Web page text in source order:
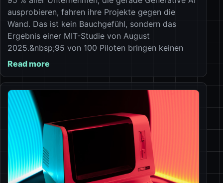
ausprobieren, fahren ihre Projekte gegen die
Wand. Das ist kein Bauchgefühl, sondern das
Ergebnis einer MIT-Studie von August
2025.&nbsp;95 von 100 Piloten bringen keinen
Read more